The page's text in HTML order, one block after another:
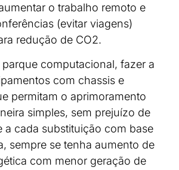
o trabalho remoto e
(evitar viagens)
redução de CO2.
computacional, fazer a
com chassis e
permitam o aprimoramento
simples, sem prejuízo de
a cada substituição com base
sempre se tenha aumento de
com menor geração de